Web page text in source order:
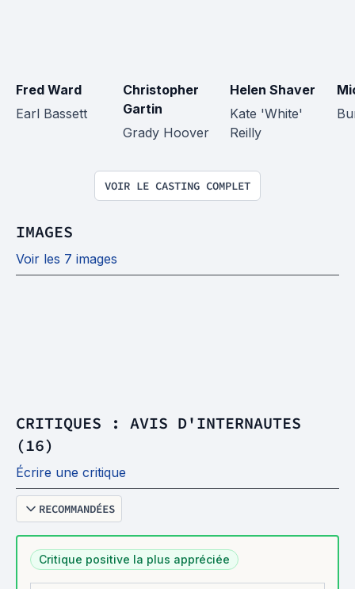
Fred Ward
Earl Bassett
Christopher
Gartin
Grady Hoover
Helen Shaver
Kate 'White'
Reilly
VOIR LE CASTING COMPLET
IMAGES
Voir les 7 images
CRITIQUES : AVIS D'INTERNAUTES
(16)
Écrire une critique
RECOMMANDÉES
Critique positive la plus appréciée